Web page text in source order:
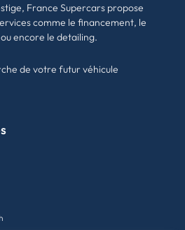
France Supercars propose
comme le financement, le
encore le detailing.
de votre futur véhicule